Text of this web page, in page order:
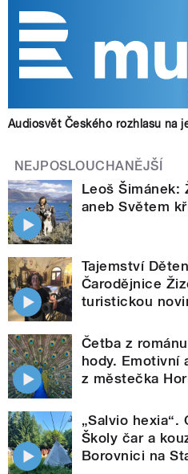
Audiosvět Českého rozhlasu na
NEJPOSLOUCHANĚJŠÍ
Leoš Šimánek:
aneb Světem
Tajemství
Čarodějnice
turistickou
Četba z
hody. Emotivní
z městečka
„Salvio hexia“.
Školy čar a
Borovnici na